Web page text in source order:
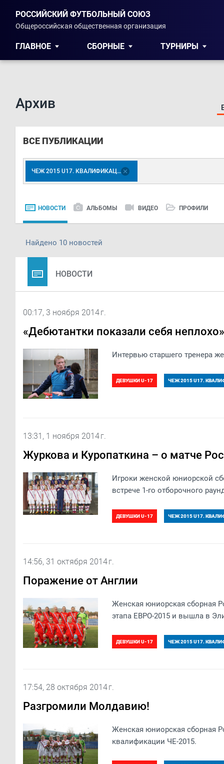
РОССИЙСКИЙ ФУТБОЛЬНЫЙ СОЮЗ
Общероссийская общественная организация
ГЛАВНОЕ СБОРНЫЕ ТУРНИРЫ
Архив
ВСЕ ПУБЛИКАЦИИ
ЧЕЖ 2015 U17. КВАЛИФИКАЦИЯ
НОВОСТИ АЛЬБОМЫ ВИДЕО ПРОФИЛИ
Найдено 10 новостей
НОВОСТИ
00:17, 3 ноября 2014 г.
«Дебютантки показали себя неплохо»
Интервью старшего тренера
ДЕВУШКИ U-17 ЧЕЖ 2015 U17.
13:31, 1 ноября 2014 г.
Журкова и Куропаткина – о матче
Игроки женской юниорской
встрече 1-го отборочного
ДЕВУШКИ U-17 ЧЕЖ 2015 U17.
14:56, 31 октября 2014 г.
Поражение от Англии
Женская юниорская сборная
этапа ЕВРО-2015 и вышла в
ДЕВУШКИ U-17 ЧЕЖ 2015 U17.
17:54, 28 октября 2014 г.
Разгромили Молдавию!
Женская юниорская сборная
квалификации ЧЕ-2015.